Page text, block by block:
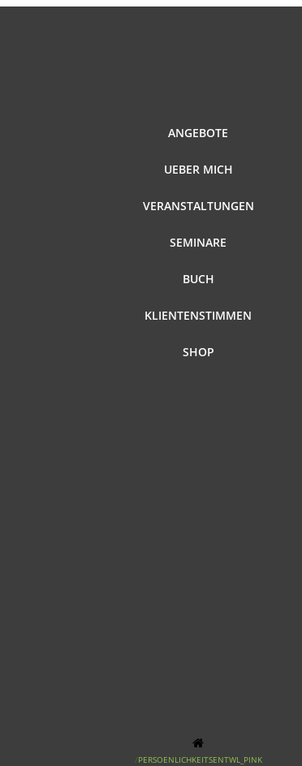
ANGEBOTE
UEBER MICH
VERANSTALTUNGEN
SEMINARE
BUCH
KLIENTENSTIMMEN
SHOP
PERSOENLICHKEITSENTWL_PINK